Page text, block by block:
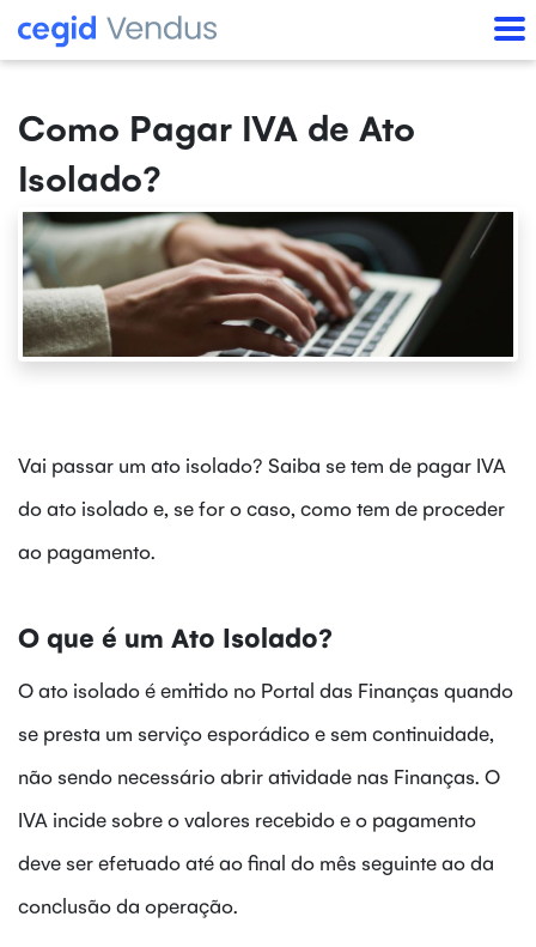
Como Pagar IVA de Ato
Isolado?
Vai passar um ato isolado? Saiba se tem de pagar IVA
do ato isolado e, se for o caso, como tem de proceder
ao pagamento.
O que é um Ato Isolado?
O ato isolado é emitido no Portal das Finanças quando
se presta um serviço esporádico e sem continuidade,
não sendo necessário abrir atividade nas Finanças. O
IVA incide sobre o valores recebido e o pagamento
deve ser efetuado até ao final do mês seguinte ao da
conclusão da operação.